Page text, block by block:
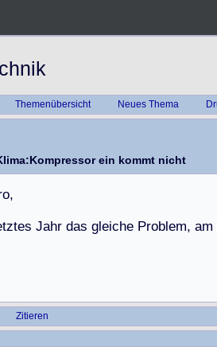
Themenübersicht Neues Thema
ein kommt nicht
o,
tztes Jahr das gleiche Problem, am
Zitieren